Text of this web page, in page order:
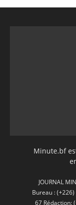
Minute.bf
JOURNAL
Bureau :
67 Rédaction: